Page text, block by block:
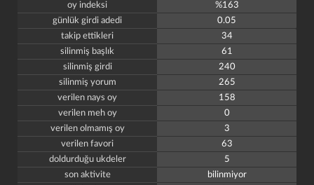
oy indeksi
%163
günlük girdi adedi
0.05
takip ettikleri
34
silinmiş başlık
61
silinmiş girdi
240
silinmiş yorum
265
verilen nays oy
158
verilen meh oy
0
verilen olmamış oy
3
verilen favori
63
doldurduğu ukdeler
5
son aktivite
bilinmiyor